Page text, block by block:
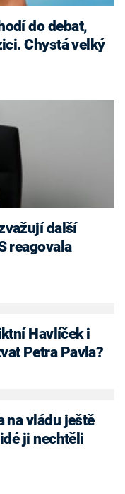
do debat,
Chystá velký
reagovala
Petra Pavla?
na vládu ještě
ji nechtěli